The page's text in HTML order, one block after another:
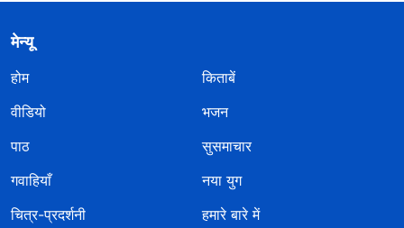
मेन्यू
होम
किताबें
वीडियो
भजन
पाठ
सुसमाचार
गवाहियाँ
नया युग
चित्र-प्रदर्शनी
हमारे बारे में